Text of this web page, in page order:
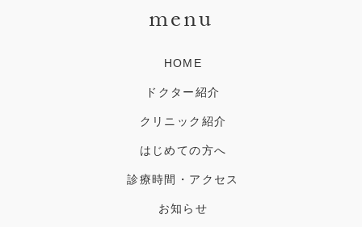
menu
HOME
ドクター紹介
クリニック紹介
はじめての方へ
診療時間・アクセス
お知らせ